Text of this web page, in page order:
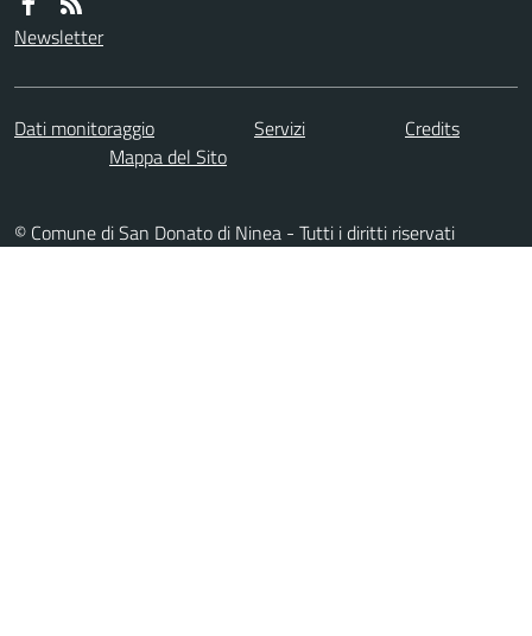
Newsletter
Dati monitoraggio Servizi
Credits
Mappa del Sito
© Comune di San Donato di Ninea - Tutti i diritti riservati